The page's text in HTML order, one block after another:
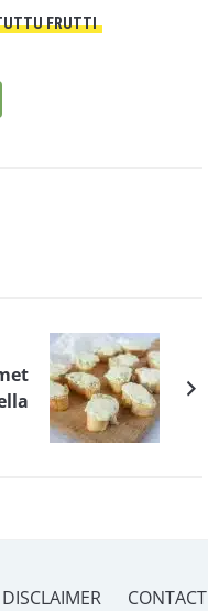
FRUTTI
DISCLAIMER CONTACT